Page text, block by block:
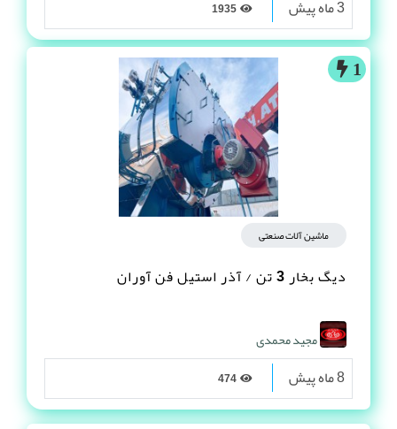
3 ماه پیش
1
ماشین آلات صنعتی
دیگ بخار 3 تن / آذر استیل فن آوران
مجید محمدی
8 ماه پیش